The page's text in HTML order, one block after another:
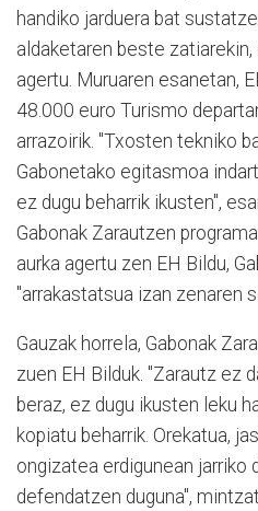
handiko jarduera bat
aldaketaren beste
agertu. Muruaren esanetan,
48.000 euro Turismo
arrazoirik. "Txosten tekniko
Gabonetako egitasmoa
ez dugu beharrik ikusten",
Gabonak Zarautzen
aurka agertu zen EH Bildu,
"arrakastatsua izan zenaren
Gauzak horrela, Gabonak
zuen EH Bilduk. "Zarautz ez
beraz, ez dugu ikusten leku
kopiatu beharrik. Orekatua,
ongizatea erdigunean jarriko
defendatzen duguna",